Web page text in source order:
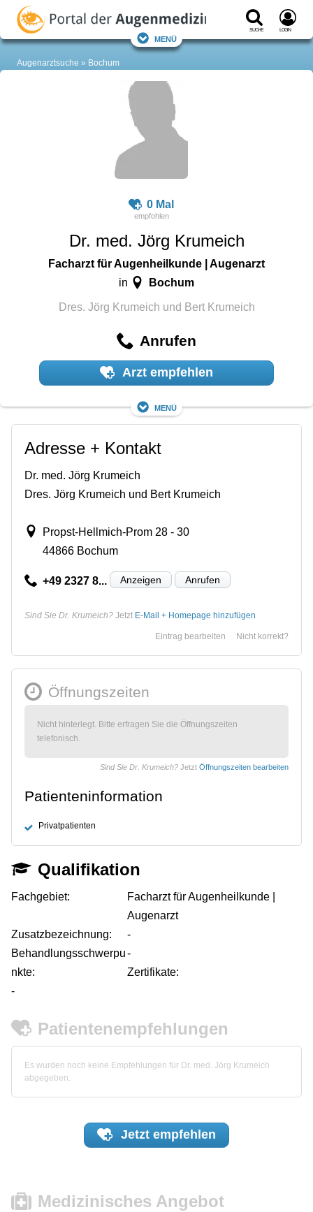
Suche Login
Menü
Augenarztsuche Bochum
0 Mal
Dr. med. Jörg Krumeich
Facharzt für Augenheilkunde | Augenarzt
in Bochum
Dres. Jörg Krumeich und Bert Krumeich
Anrufen
Arzt empfehlen
Menü
Adresse + Kontakt
Dr. med. Jörg Krumeich
Dres. Jörg Krumeich und Bert Krumeich
Propst-Hellmich-Prom 28 - 30
44866 Bochum
+49 2327 8... Anzeigen Anrufen
Sind Sie Dr. Krumeich? Jetzt E-Mail + Homepage hinzufügen
Nicht korrekt?
Eintrag bearbeiten
Öffnungszeiten
Nicht hinterlegt. Bitte erfragen Sie die Öffnungszeiten
telefonisch.
Sind Sie Dr. Krumeich? Jetzt Öffnungszeiten bearbeiten
Patienteninformation
Privatpatienten
Qualifikation
Fachgebiet:
Facharzt für Augenheilkunde |
Augenarzt
Zusatzbezeichnung:
-
Behandlungsschwerpu
nkte:
-
Zertifikate:
-
Patientenempfehlungen
Es wurden noch keine Empfehlungen für Dr. med. Jörg Krumeich
abgegeben.
Jetzt empfehlen
Medizinisches Angebot